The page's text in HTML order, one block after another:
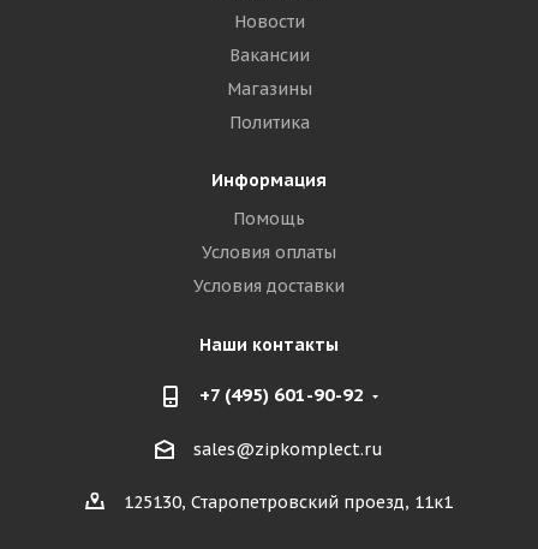
Новости
Вакансии
Магазины
Политика
Информация
Помощь
Условия оплаты
Условия доставки
Наши контакты
+7 (495) 601-90-92
sales@zipkomplect.ru
125130, Старопетровский проезд, 11к1